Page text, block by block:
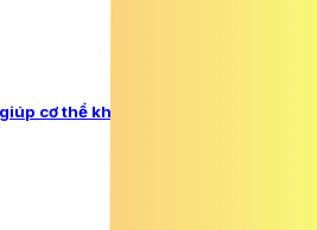
cơ thể khỏe mạnh trong mùa hè